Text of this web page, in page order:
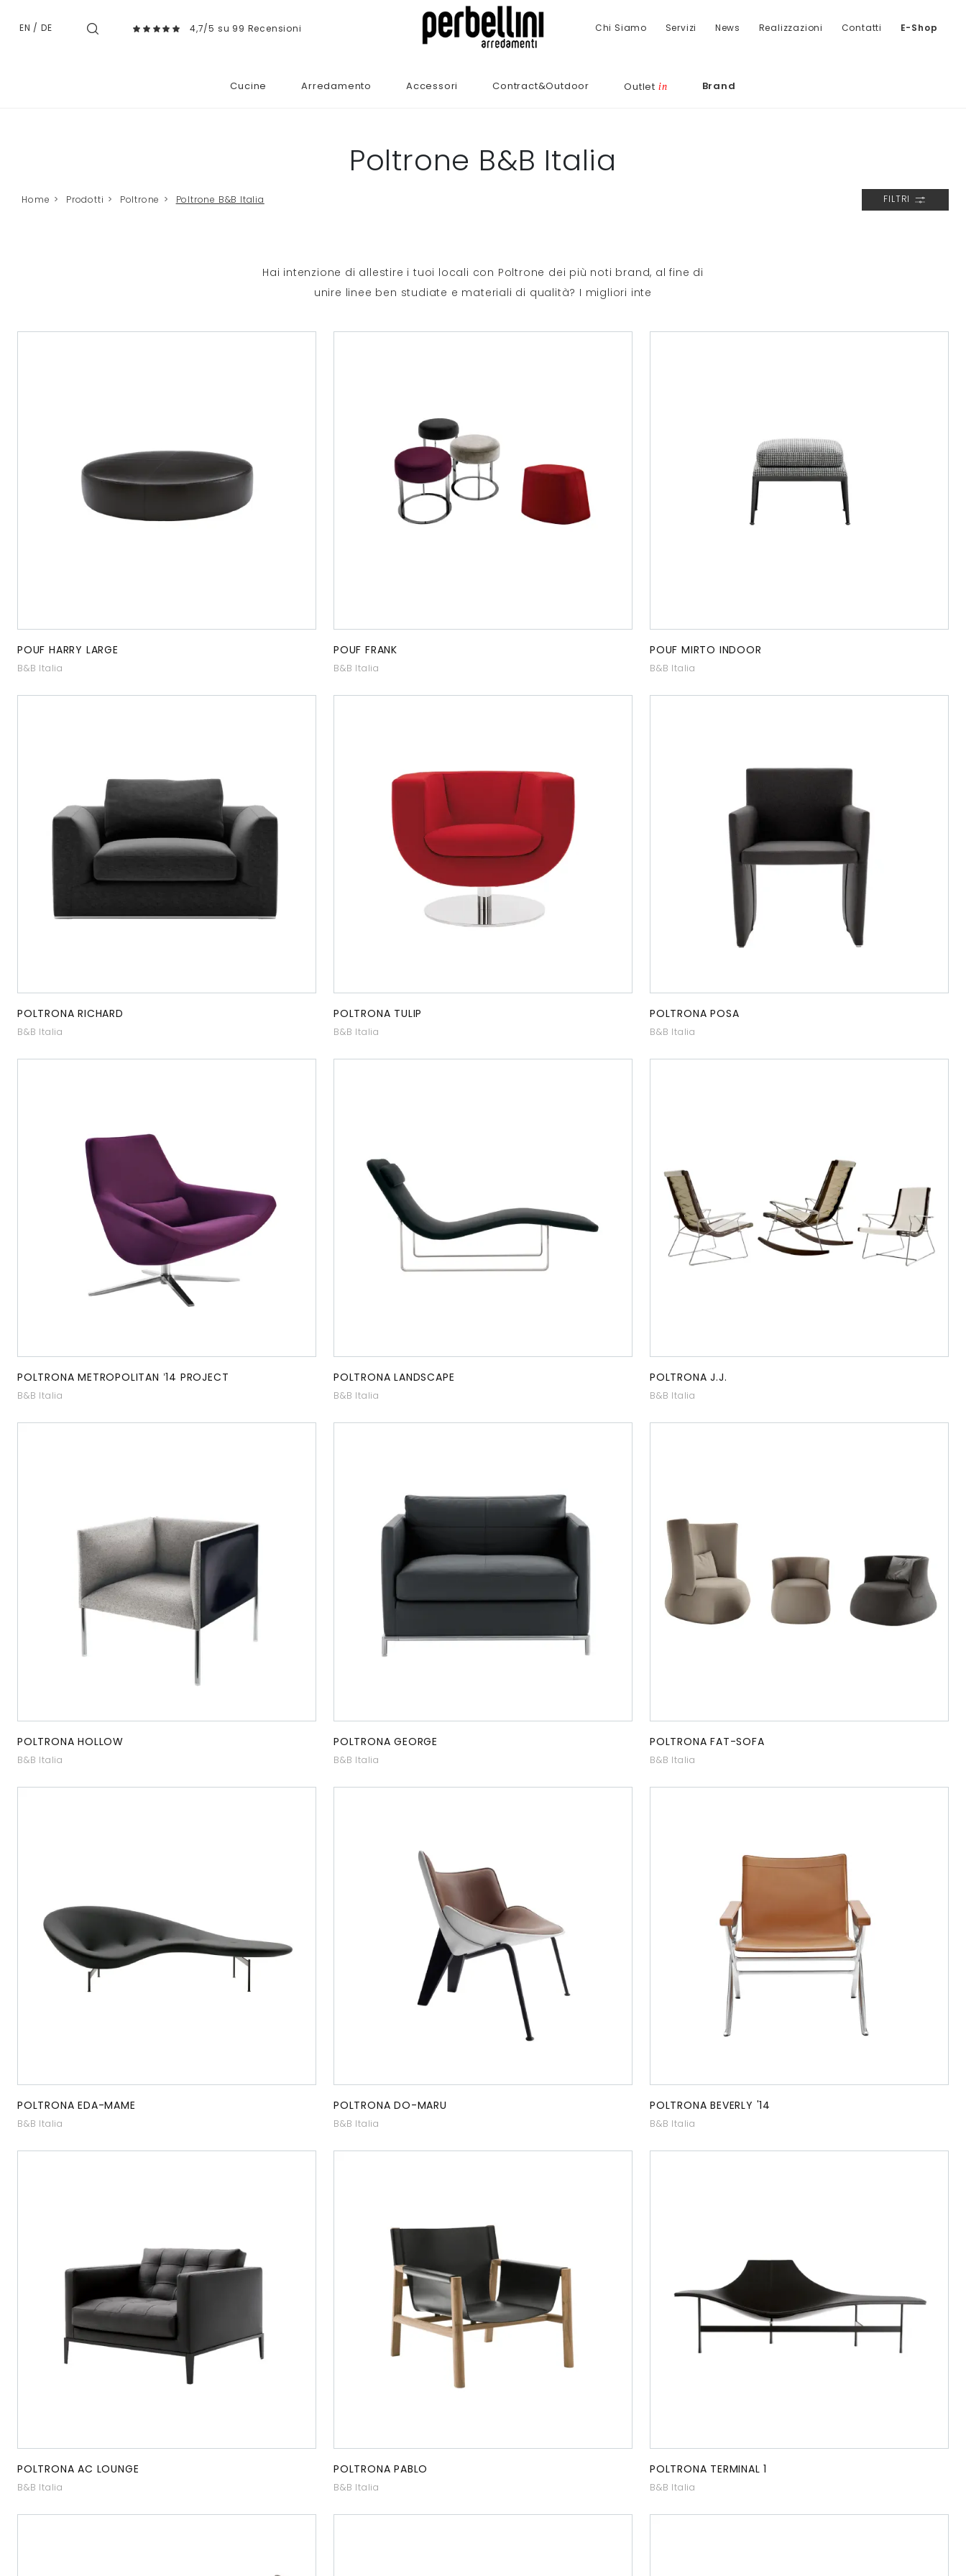
Chi Siamo Servizi News Realizzazioni Contatti E-Shop
EN / DE 4,7/5 su 99 Recensioni
Cucine Arredamento Accessori Contract&Outdoor Outlet in Brand
Poltrone B&B Italia
Home > Prodotti > Poltrone > Poltrone B&B Italia FILTRI
Hai intenzione di allestire i tuoi locali con Poltrone dei più noti brand, al fine di
unire linee ben studiate e materiali di qualità? I migliori inte
POUF HARRY LARGE
B&B Italia
POUF FRANK
B&B Italia
POUF MIRTO INDOOR
B&B Italia
POLTRONA RICHARD
B&B Italia
POLTRONA TULIP
B&B Italia
POLTRONA POSA
B&B Italia
POLTRONA METROPOLITAN ’14 PROJECT
B&B Italia
POLTRONA LANDSCAPE
B&B Italia
POLTRONA J.J.
B&B Italia
POLTRONA HOLLOW
B&B Italia
POLTRONA GEORGE
B&B Italia
POLTRONA FAT-SOFA
B&B Italia
POLTRONA EDA-MAME
B&B Italia
POLTRONA DO-MARU
B&B Italia
POLTRONA BEVERLY '14
B&B Italia
POLTRONA AC LOUNGE
B&B Italia
POLTRONA PABLO
B&B Italia
POLTRONA TERMINAL 1
B&B Italia